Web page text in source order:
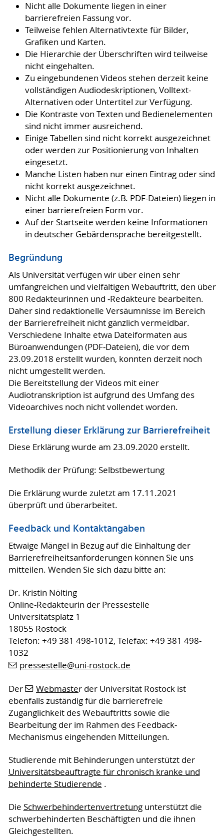
Nicht alle Dokumente liegen in einer
barrierefreien Fassung vor.
Teilweise fehlen Alternativtexte für Bilder,
Grafiken und Karten.
Die Hierarchie der Überschriften wird teilweise
nicht eingehalten.
Zu eingebundenen Videos stehen derzeit keine
vollständigen Audiodeskriptionen, Volltext-
Alternativen oder Untertitel zur Verfügung.
Die Kontraste von Texten und Bedienelementen
sind nicht immer ausreichend.
Einige Tabellen sind nicht korrekt ausgezeichnet
oder werden zur Positionierung von Inhalten
eingesetzt.
Manche Listen haben nur einen Eintrag oder sind
nicht korrekt ausgezeichnet.
Nicht alle Dokumente (z.B. PDF-Dateien) liegen in
einer barrierefreien Form vor.
Auf der Startseite werden keine Informationen
in deutscher Gebärdensprache bereitgestellt.
Begründung
Als Universität verfügen wir über einen sehr
umfangreichen und vielfältigen Webauftritt, den über
800 Redakteurinnen und -Redakteure bearbeiten.
Daher sind redaktionelle Versäumnisse im Bereich
der Barrierefreiheit nicht gänzlich vermeidbar.
Verschiedene Inhalte etwa Dateiformaten aus
Büroanwendungen (PDF-Dateien), die vor dem
23.09.2018 erstellt wurden, konnten derzeit noch
nicht umgestellt werden.
Die Bereitstellung der Videos mit einer
Audiotranskription ist aufgrund des Umfang des
Videoarchives noch nicht vollendet worden.
Erstellung dieser Erklärung zur Barrierefreiheit
Diese Erklärung wurde am 23.09.2020 erstellt.
Methodik der Prüfung: Selbstbewertung
Die Erklärung wurde zuletzt am 17.11.2021
überprüft und überarbeitet.
Feedback und Kontaktangaben
Etwaige Mängel in Bezug auf die Einhaltung der
Barrierefreiheitsanforderungen können Sie uns
mitteilen. Wenden Sie sich dazu bitte an:
Dr. Kristin Nölting
Online-Redakteurin der Pressestelle
Universitätsplatz 1
18055 Rostock
Telefon: +49 381 498-1012, Telefax: +49 381 498-
1032
pressestelle@uni-rostock.de
Der Webmaster der Universität Rostock ist
ebenfalls zuständig für die barrierefreie
Zugänglichkeit des Webauftritts sowie die
Bearbeitung der im Rahmen des Feedback-
Mechanismus eingehenden Mitteilungen.
Studierende mit Behinderungen unterstützt der
Universitätsbeauftragte für chronisch kranke und
behinderte Studierende .
Die Schwerbehindertenvertretungunterstützt die
schwerbehinderten Beschäftigten und die ihnen
Gleichgestellten.